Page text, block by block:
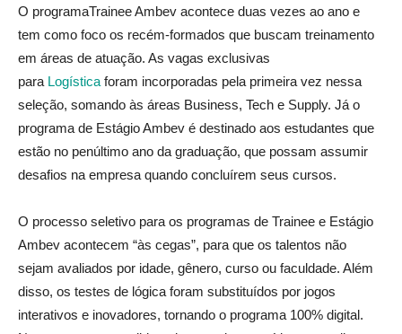
O programaTrainee Ambev acontece duas vezes ao ano e
tem como foco os recém-formados que buscam treinamento
em áreas de atuação. As vagas exclusivas
para Logística foram incorporadas pela primeira vez nessa
seleção, somando às áreas Business, Tech e Supply. Já o
programa de Estágio Ambev é destinado aos estudantes que
estão no penúltimo ano da graduação, que possam assumir
desafios na empresa quando concluírem seus cursos.
O processo seletivo para os programas de Trainee e Estágio
Ambev acontecem “às cegas”, para que os talentos não
sejam avaliados por idade, gênero, curso ou faculdade. Além
disso, os testes de lógica foram substituídos por jogos
interativos e inovadores, tornando o programa 100% digital.